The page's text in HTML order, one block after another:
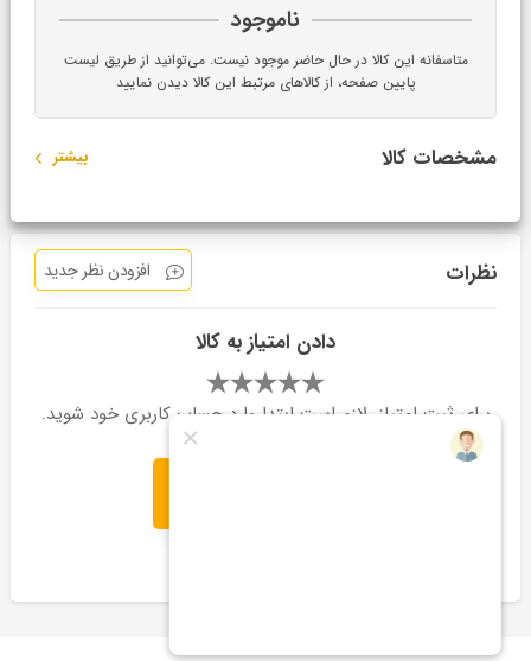
ناموجود
متاسفانه این کالا در حال حاضر موجود نیست. می‌توانید از طریق لیست
پایین صفحه، از کالاهای مرتبط این کالا دیدن نمایید
مشخصات کالا بیشتر
نظرات افزودن نظر جدید
دادن امتیاز به کالا
برای ثبت امتیاز، لازم است ابتدا وارد حساب کاربری خود شوید.